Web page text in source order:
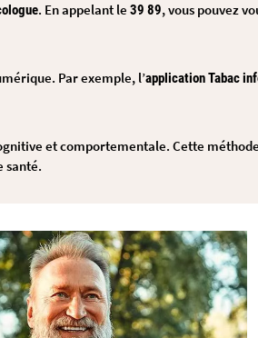
. En appelant le 39 89, vous pouvez
Par exemple, l’application Tabac
et comportementale. Cette
santé.